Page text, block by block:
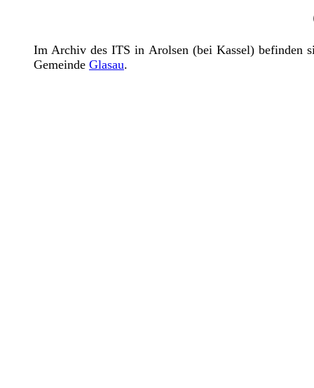
Im Archiv des ITS in Arolsen (bei Kassel) befinden
Gemeinde Glasau.